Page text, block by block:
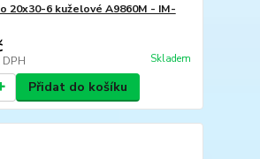
20x30-6 kuželové A9860M - IM-
Skladem
Přidat do košíku